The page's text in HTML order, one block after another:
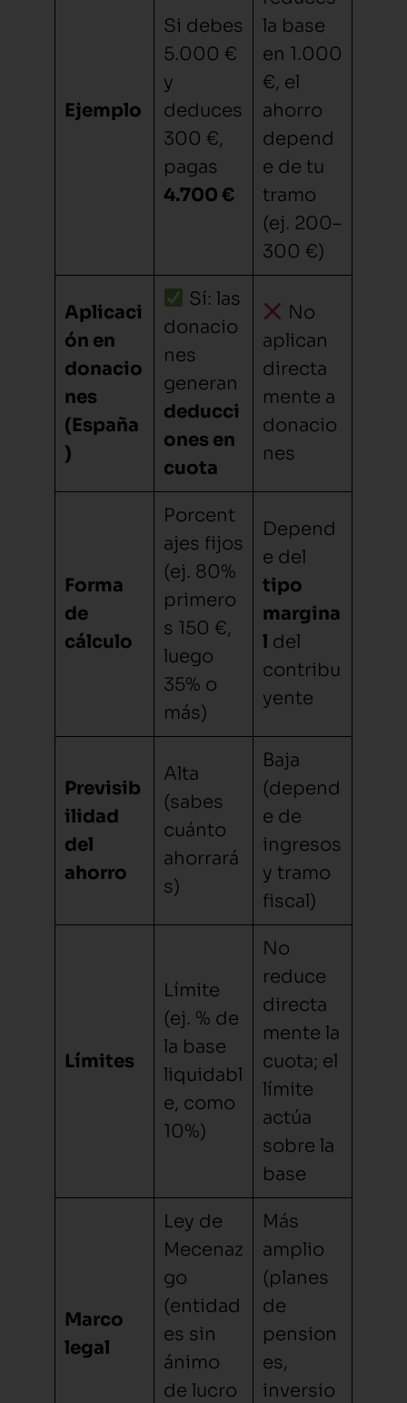
Ejemplo
Si debes
5.000 €
y
deduces
300 €,
pagas
4.700 €
la base
en 1.000
€, el
ahorro
depend
e de tu
tramo
(ej. 200–
300 €)
Aplicaci
ón en
donacio
nes
(España
)
Sí: las
donacio
nes
generan
deducci
ones en
cuota
No
aplican
directa
mente a
donacio
nes
Forma
de
cálculo
Porcent
ajes fijos
(ej. 80%
primero
s 150 €,
luego
35% o
más)
Depend
e del
tipo
margina
l del
contribu
yente
Previsib
ilidad
del
ahorro
Alta
(sabes
cuánto
ahorrará
s)
Baja
(depend
e de
ingresos
y tramo
fiscal)
Límites
Límite
(ej. % de
la base
liquidabl
e, como
10%)
No
reduce
directa
mente la
cuota; el
límite
actúa
sobre la
base
Marco
legal
Ley de
Mecenaz
go
(entidad
es sin
ánimo
de lucro
Más
amplio
(planes
de
pension
es,
inversio